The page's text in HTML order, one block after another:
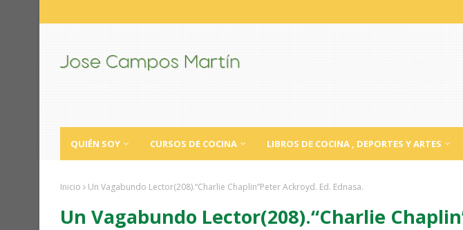
QUIÉN SOY CURSOS DE COCINA LIBROS DE COCINA , DEPORTES Y ARTES
Inicio Un Vagabundo Lector(208).“Charlie Chaplin”Peter Ackroyd. Ed. Ednasa.
Un Vagabundo Lector(208).“Charlie